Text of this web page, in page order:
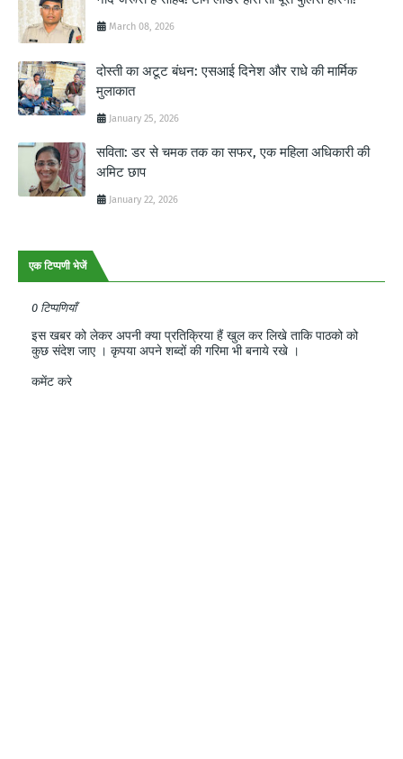
March 08, 2026
दोस्ती का अटूट बंधन: एसआई दिनेश और राधे की मार्मिक
मुलाकात
January 25, 2026
सविता: डर से चमक तक का सफर, एक महिला अधिकारी की
अमिट छाप
January 22, 2026
एक टिप्पणी भेजें
0 टिप्पणियाँ
इस खबर को लेकर अपनी क्या प्रतिक्रिया हैं खुल कर लिखे ताकि पाठको को
कुछ संदेश जाए । कृपया अपने शब्दों की गरिमा भी बनाये रखे ।
कमेंट करे